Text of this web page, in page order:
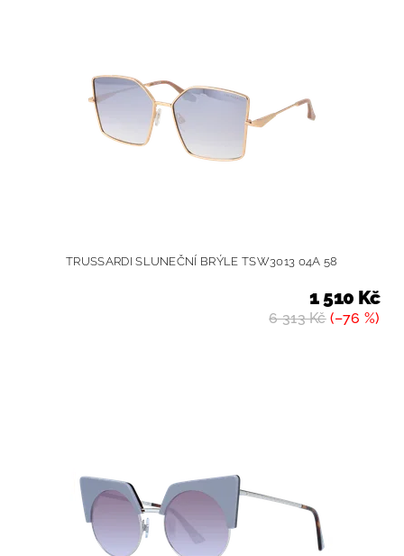
TRUSSARDI SLUNEČNÍ BRÝLE TSW3013 04A 58
6 313 Kč(–76 %)
1 510 Kč